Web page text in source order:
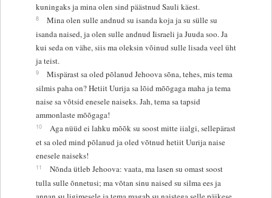
kuningaks ja mina olen sind päästnud Sauli käest.
8
Mina olen sulle andnud su isanda koja ja su sülle su
isanda naised, ja olen sulle andnud Iisraeli ja Juuda soo. Ja
kui seda on vähe, siis ma oleksin võinud sulle lisada veel üht
ja teist.
9
Mispärast sa oled põlanud Jehoova sõna, tehes, mis tema
silmis paha on? Hetiit Uurija sa lõid mõõgaga maha ja tema
naise sa võtsid enesele naiseks. Jah, tema sa tapsid
ammonlaste mõõgaga!
10
Aga nüüd ei lahku mõõk su soost mitte iialgi, sellepärast
et sa oled mind põlanud ja oled võtnud hetiit Uurija naise
enesele naiseks!
11
Nõnda ütleb Jehoova: vaata, ma lasen su omast soost
tulla sulle õnnetusi; ma võtan sinu naised su silma ees ja